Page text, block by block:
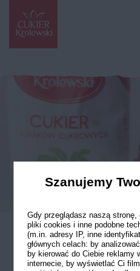
Domowe
Szanujemy
Gdy przeglądasz naszą
pliki cookies i inne podobne
(m.in. adresy IP, inne
głównych celach: by
by kierować do Ciebie reklamy
internecie, by wyświetlać Ci